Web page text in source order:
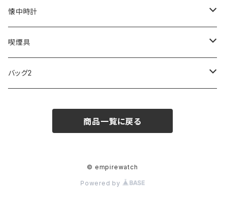
SKAGEN
FOOTBALL WATCHES
ARCA FUTURA
COACH
BVLGARI
VANQUISH
DANIEL WELLINGTON
SWAROVSKI
VIVIENNE WESTWOOD
MONTBLANC
Fashion Accessory Cllection
ISLAND
GULLWING
LESPORTSAC
PRADA
MONDAINE
MAWA
その他
CROSS
MONTBLANC
SWAROVSKI
CASIO
AMOS
OMMIX
COACH
CREATE
TORAY
OMRON
SPICE OF LIFE
懐中時計
MONDAINE
喫煙具
ZIPPO
TSUBOTA PEARL
バッグ2
商品一覧に戻る
© empirewatch
Powered by